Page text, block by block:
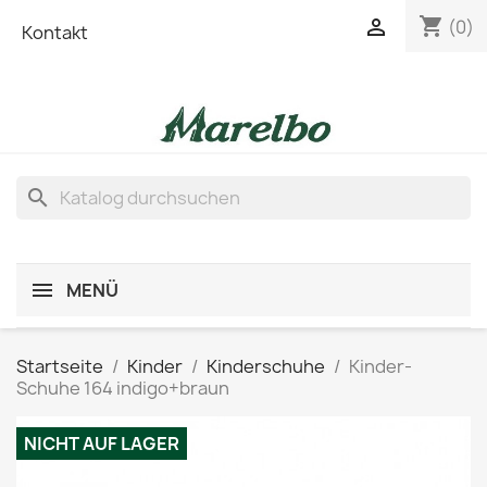
Kontakt shopping_cart (0)

search
MENÜ
Startseite Kinder Kinderschuhe
Kinder-
Schuhe 164 indigo+braun
NICHT AUF LAGER